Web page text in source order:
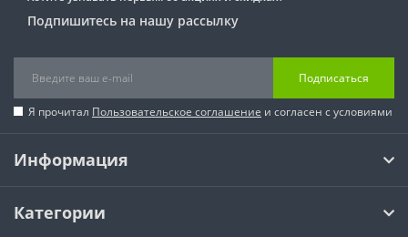
Подпишитесь на нашу рассылку
Подписаться
Я прочитал Пользовательское соглашение и согласен с условиями
Информация
Категории